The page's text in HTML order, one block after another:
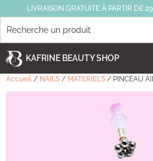
LIVRAISON GRATUITE À PARTIR DE
KAFRINE BEAUTY SHOP
Accueil / NAILS / MATERIELS / PINCEAU